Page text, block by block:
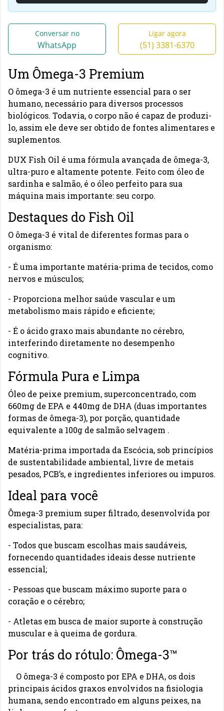
Conversar no
WhatsApp
Ligar agora
(51) 3381-6370
Um Ômega-3 Premium
O ômega-3 é um nutriente essencial para o ser
humano, necessário para diversos processos
biológicos. Todavia, o corpo não é capaz de produzi-
lo, assim ele deve ser obtido de fontes alimentares e
suplementos.
DUX Fish Oil é uma fórmula avançada de ômega-3,
ultra-puro e altamente potente. Feito com óleo de
sardinha e salmão, é o óleo perfeito para sua
máquina mais importante: seu corpo.
Destaques do Fish Oil
O ômega-3 é vital de diferentes formas para o
organismo:
- É uma importante matéria-prima de tecidos, como
nervos e músculos;
- Proporciona melhor saúde vascular e um
metabolismo mais rápido e eficiente;
- É o ácido graxo mais abundante no cérebro,
interferindo diretamente no desempenho
cognitivo.
Fórmula Pura e Limpa
Óleo de peixe premium, superconcentrado, com
660mg de EPA e 440mg de DHA (duas importantes
formas de ômega-3), por porção, quantidade
equivalente a 100g de salmão selvagem .
Matéria-prima importada da Escócia, sob princípios
de sustentabilidade ambiental, livre de metais
pesados, PCB’s, e ingredientes inferiores ou impuros.
Ideal para você
Ômega-3 premium super filtrado, desenvolvida por
especialistas, para:
- Todos que buscam escolhas mais saudáveis,
fornecendo quantidades ideais desse nutriente
essencial;
- Pessoas que buscam máximo suporte para o
coração e o cérebro;
- Atletas em busca de maior suporte à construção
muscular e à queima de gordura.
Por trás do rótulo: Ômega-3™
O ômega-3 é composto por EPA e DHA, os dois
principais ácidos graxos envolvidos na fisiologia
humana, sendo encontrado em alguns peixes, na